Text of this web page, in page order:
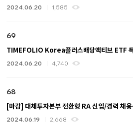
글로벌안티에이징바이오액티브증권상장지수
2024.06.20 1,585
69
TIMEFOLIO Korea플러스배당액티브 ETF
2024.06.20 4,740
68
[마감] 대체투자본부 전환형 RA 신입/경력 채
2024.06.19 2,668